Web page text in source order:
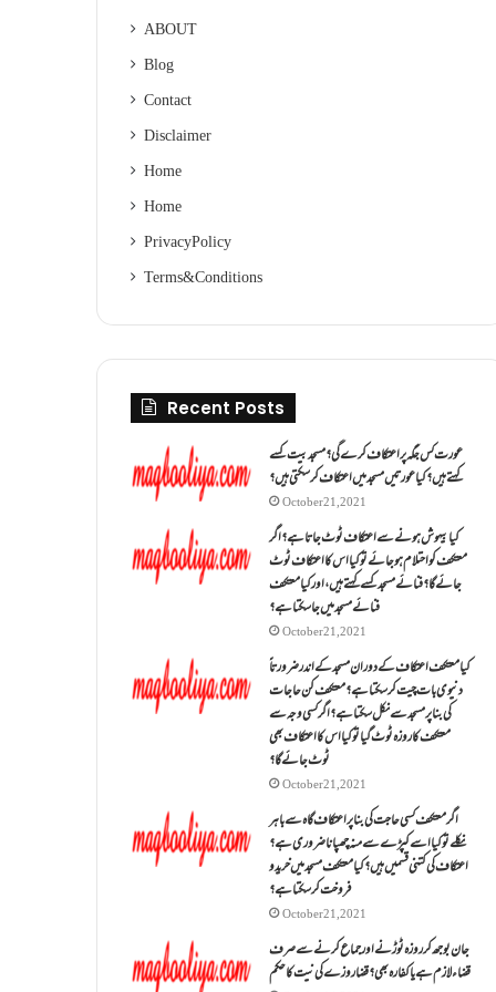
ABOUT
Blog
Contact
Disclaimer
Home
Home
Privacy Policy
Terms & Conditions
Recent Posts
عورت کس جگہ پر اعتکاف کرے گی؟مسجد بیت کسے
کہتے ہیں؟کیا عورتیں مسجد میں اعتکاف کر سکتی ہیں؟
October 21, 2021
کیا بیہوش ہونے سے اعتکاف ٹوٹ جاتا ہے؟ اگر
معتکف کو احتلام ہو جائے تو کیا اس کا اعتکاف ٹوٹ
جائے گا؟فنائے مسجد کسے کہتے ہیں ، اور کیا معتکف
فنائے مسجد میں جا سکتا ہے؟
October 21, 2021
کیا معتکف اعتکاف کے دوران مسجد کے اندر ضرورتاً
دنیوی بات چیت کر سکتا ہے؟معتکف کن حاجات
کی بنا پر مسجد سے نکل سکتا ہے؟ اگر کسی وجہ سے
معتکف کا روزہ ٹوٹ گیا تو کیا اس کا اعتکاف بھی
ٹوٹ جائے گا؟
October 21, 2021
اگر معتکف کسی حاجت کی بنا پر اعتکاف گاہ سے باہر
نکلے تو کیا اسے کپڑے سے منہ چھپانا ضروری ہے؟
اعتکاف کی کتنی قسمیں ہیں؟کیا معتکف مسجد میں خرید و
فروخت کر سکتا ہے؟
October 21, 2021
جان بوجھ کر روزہ ٹوڑنے اور جماع کرنے سے صرف
قضاء لازم ہے یا کفارہ بھی؟ قضا روزے کی نیت کا حکم